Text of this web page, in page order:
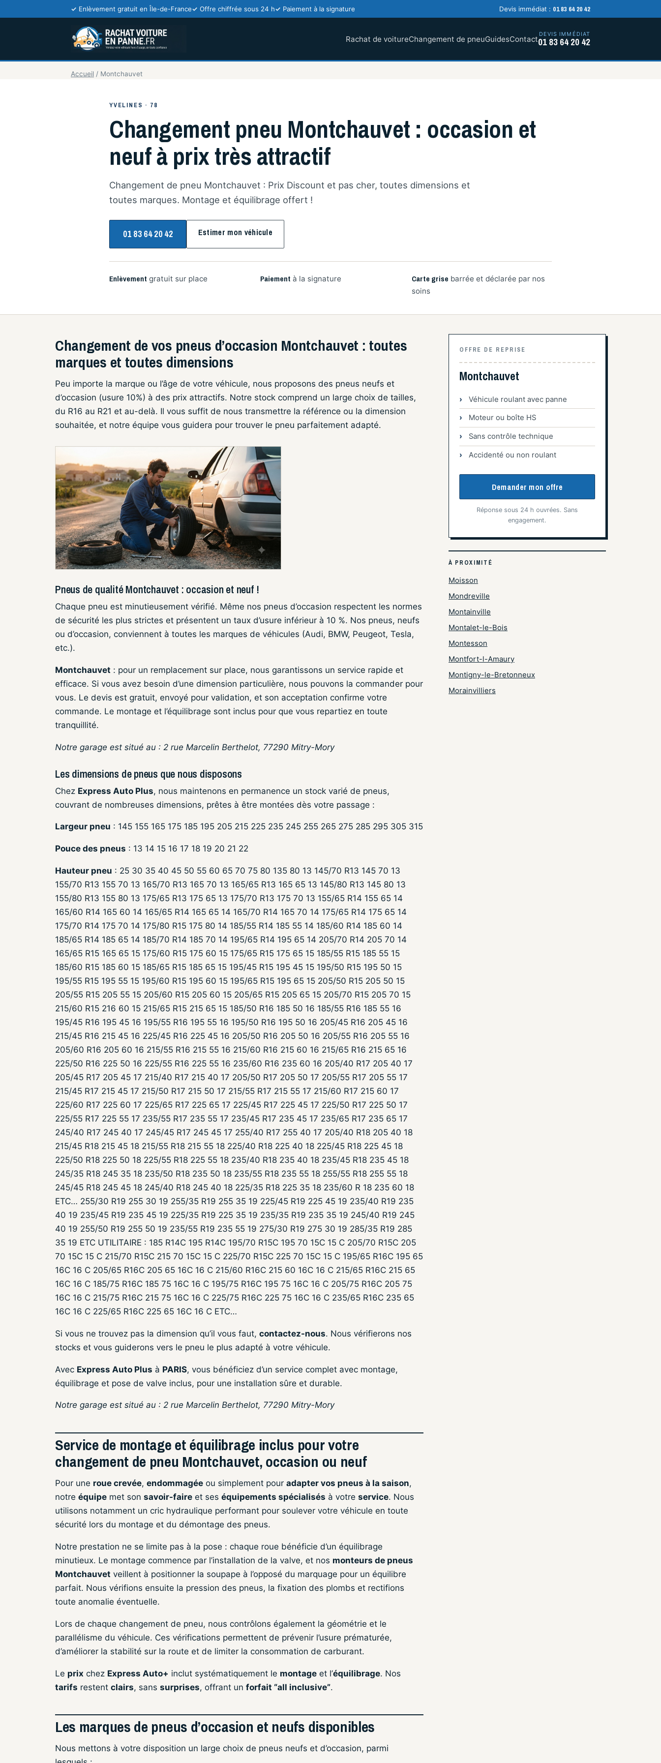
Enlèvement gratuit en Île-de-France Offre chiffrée sous 24 h Paiement à la signature Devis immédiat : 01 83 64 20 42
Rachat de voitureChangement de pneuGuidesContact
DEVIS IMMÉDIAT
01 83 64 20 42
Accueil / Montchauvet
YVELINES · 78
Changement pneu Montchauvet : occasion et
neuf à prix très attractif
Changement de pneu Montchauvet : Prix Discount et pas cher, toutes dimensions et
toutes marques. Montage et équilibrage offert !
01 83 64 20 42 Estimer mon véhicule
Enlèvement gratuit sur place Paiement à la signature Carte grise barrée et déclarée par nos
soins
Changement de vos pneus d’occasion Montchauvet : toutes
marques et toutes dimensions
Peu importe la marque ou l’âge de votre véhicule, nous proposons des pneus neufs et
d’occasion (usure 10%) à des prix attractifs. Notre stock comprend un large choix de tailles,
du R16 au R21 et au-delà. Il vous suffit de nous transmettre la référence ou la dimension
souhaitée, et notre équipe vous guidera pour trouver le pneu parfaitement adapté.
Pneus de qualité Montchauvet : occasion et neuf !
Chaque pneu est minutieusement vérifié. Même nos pneus d’occasion respectent les normes
de sécurité les plus strictes et présentent un taux d’usure inférieur à 10 %. Nos pneus, neufs
ou d’occasion, conviennent à toutes les marques de véhicules (Audi, BMW, Peugeot, Tesla,
etc.).
Montchauvet : pour un remplacement sur place, nous garantissons un service rapide et
efficace. Si vous avez besoin d’une dimension particulière, nous pouvons la commander pour
vous. Le devis est gratuit, envoyé pour validation, et son acceptation confirme votre
commande. Le montage et l’équilibrage sont inclus pour que vous repartiez en toute
tranquillité.
Notre garage est situé au : 2 rue Marcelin Berthelot, 77290 Mitry-Mory
Les dimensions de pneus que nous disposons
Chez Express Auto Plus, nous maintenons en permanence un stock varié de pneus,
couvrant de nombreuses dimensions, prêtes à être montées dès votre passage :
Largeur pneu : 145 155 165 175 185 195 205 215 225 235 245 255 265 275 285 295 305 315
Pouce des pneus : 13 14 15 16 17 18 19 20 21 22
Hauteur pneu : 25 30 35 40 45 50 55 60 65 70 75 80 135 80 13 145/70 R13 145 70 13
155/70 R13 155 70 13 165/70 R13 165 70 13 165/65 R13 165 65 13 145/80 R13 145 80 13
155/80 R13 155 80 13 175/65 R13 175 65 13 175/70 R13 175 70 13 155/65 R14 155 65 14
165/60 R14 165 60 14 165/65 R14 165 65 14 165/70 R14 165 70 14 175/65 R14 175 65 14
175/70 R14 175 70 14 175/80 R15 175 80 14 185/55 R14 185 55 14 185/60 R14 185 60 14
185/65 R14 185 65 14 185/70 R14 185 70 14 195/65 R14 195 65 14 205/70 R14 205 70 14
165/65 R15 165 65 15 175/60 R15 175 60 15 175/65 R15 175 65 15 185/55 R15 185 55 15
185/60 R15 185 60 15 185/65 R15 185 65 15 195/45 R15 195 45 15 195/50 R15 195 50 15
195/55 R15 195 55 15 195/60 R15 195 60 15 195/65 R15 195 65 15 205/50 R15 205 50 15
205/55 R15 205 55 15 205/60 R15 205 60 15 205/65 R15 205 65 15 205/70 R15 205 70 15
215/60 R15 216 60 15 215/65 R15 215 65 15 185/50 R16 185 50 16 185/55 R16 185 55 16
195/45 R16 195 45 16 195/55 R16 195 55 16 195/50 R16 195 50 16 205/45 R16 205 45 16
215/45 R16 215 45 16 225/45 R16 225 45 16 205/50 R16 205 50 16 205/55 R16 205 55 16
205/60 R16 205 60 16 215/55 R16 215 55 16 215/60 R16 215 60 16 215/65 R16 215 65 16
225/50 R16 225 50 16 225/55 R16 225 55 16 235/60 R16 235 60 16 205/40 R17 205 40 17
205/45 R17 205 45 17 215/40 R17 215 40 17 205/50 R17 205 50 17 205/55 R17 205 55 17
215/45 R17 215 45 17 215/50 R17 215 50 17 215/55 R17 215 55 17 215/60 R17 215 60 17
225/60 R17 225 60 17 225/65 R17 225 65 17 225/45 R17 225 45 17 225/50 R17 225 50 17
225/55 R17 225 55 17 235/55 R17 235 55 17 235/45 R17 235 45 17 235/65 R17 235 65 17
245/40 R17 245 40 17 245/45 R17 245 45 17 255/40 R17 255 40 17 205/40 R18 205 40 18
215/45 R18 215 45 18 215/55 R18 215 55 18 225/40 R18 225 40 18 225/45 R18 225 45 18
225/50 R18 225 50 18 225/55 R18 225 55 18 235/40 R18 235 40 18 235/45 R18 235 45 18
245/35 R18 245 35 18 235/50 R18 235 50 18 235/55 R18 235 55 18 255/55 R18 255 55 18
245/45 R18 245 45 18 245/40 R18 245 40 18 225/35 R18 225 35 18 235/60 R 18 235 60 18
ETC… 255/30 R19 255 30 19 255/35 R19 255 35 19 225/45 R19 225 45 19 235/40 R19 235
40 19 235/45 R19 235 45 19 225/35 R19 225 35 19 235/35 R19 235 35 19 245/40 R19 245
40 19 255/50 R19 255 50 19 235/55 R19 235 55 19 275/30 R19 275 30 19 285/35 R19 285
35 19 ETC UTILITAIRE : 185 R14C 195 R14C 195/70 R15C 195 70 15C 15 C 205/70 R15C 205
70 15C 15 C 215/70 R15C 215 70 15C 15 C 225/70 R15C 225 70 15C 15 C 195/65 R16C 195 65
16C 16 C 205/65 R16C 205 65 16C 16 C 215/60 R16C 215 60 16C 16 C 215/65 R16C 215 65
16C 16 C 185/75 R16C 185 75 16C 16 C 195/75 R16C 195 75 16C 16 C 205/75 R16C 205 75
16C 16 C 215/75 R16C 215 75 16C 16 C 225/75 R16C 225 75 16C 16 C 235/65 R16C 235 65
16C 16 C 225/65 R16C 225 65 16C 16 C ETC…
Si vous ne trouvez pas la dimension qu’il vous faut, contactez-nous. Nous vérifierons nos
stocks et vous guiderons vers le pneu le plus adapté à votre véhicule.
Avec Express Auto Plus à PARIS, vous bénéficiez d’un service complet avec montage,
équilibrage et pose de valve inclus, pour une installation sûre et durable.
Notre garage est situé au : 2 rue Marcelin Berthelot, 77290 Mitry-Mory
Service de montage et équilibrage inclus pour votre
changement de pneu Montchauvet, occasion ou neuf
Pour une roue crevée, endommagée ou simplement pour adapter vos pneus à la saison,
notre équipe met son savoir-faire et ses équipements spécialisés à votre service. Nous
utilisons notamment un cric hydraulique performant pour soulever votre véhicule en toute
sécurité lors du montage et du démontage des pneus.
Notre prestation ne se limite pas à la pose : chaque roue bénéficie d’un équilibrage
minutieux. Le montage commence par l’installation de la valve, et nos monteurs de pneus
Montchauvet veillent à positionner la soupape à l’opposé du marquage pour un équilibre
parfait. Nous vérifions ensuite la pression des pneus, la fixation des plombs et rectifions
toute anomalie éventuelle.
Lors de chaque changement de pneu, nous contrôlons également la géométrie et le
parallélisme du véhicule. Ces vérifications permettent de prévenir l’usure prématurée,
d’améliorer la stabilité sur la route et de limiter la consommation de carburant.
Le prix chez Express Auto+ inclut systématiquement le montage et l’équilibrage. Nos
tarifs restent clairs, sans surprises, offrant un forfait “all inclusive”.
Les marques de pneus d’occasion et neufs disponibles
Nous mettons à votre disposition un large choix de pneus neufs et d’occasion, parmi
OFFRE DE REPRISE
Montchauvet
Véhicule roulant avec panne
Moteur ou boîte HS
Sans contrôle technique
Accidenté ou non roulant
Demander mon offre
Réponse sous 24 h ouvrées. Sans
engagement.
À PROXIMITÉ
Moisson
Mondreville
Montainville
Montalet-le-Bois
Montesson
Montfort-l-Amaury
Montigny-le-Bretonneux
Morainvilliers